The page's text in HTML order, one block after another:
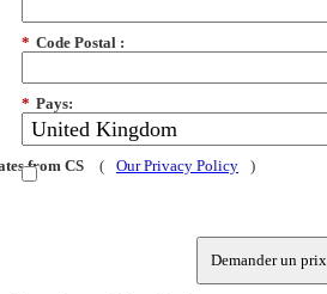
* Code Postal :
* Pays:
from CS ( Our Privacy Policy )
Demander un prix